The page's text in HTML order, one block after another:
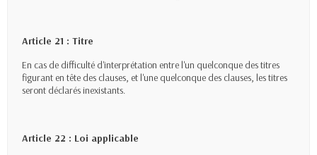
Article 21 : Titre
En cas de difficulté d'interprétation entre l'un quelconque des titres
figurant en tête des clauses, et l'une quelconque des clauses, les titres
seront déclarés inexistants.
Article 22 : Loi applicable